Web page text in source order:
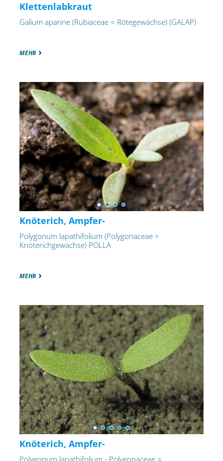
Klettenlabkraut
Galium aparine (Rubiaceae = Rötegewächse) (GALAP)
MEHR
Knöterich, Ampfer-
Polygonum lapathifolium (Polygonaceae =
Knöterichgewächse) POLLA
MEHR
Knöterich, Ampfer-